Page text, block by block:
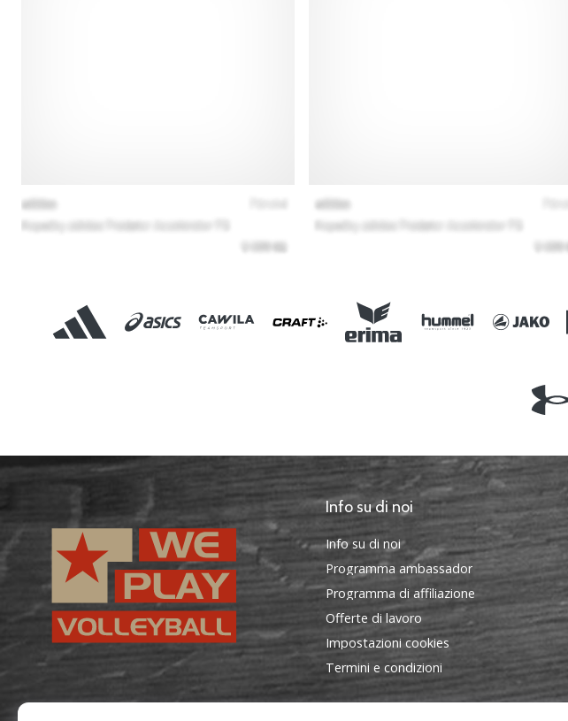
WePlayVolleyball.it
Info su di noi
Info su di noi
Programma ambassador
Programma di affiliazione
Offerte di lavoro
Impostazioni cookies
Termini e condizioni